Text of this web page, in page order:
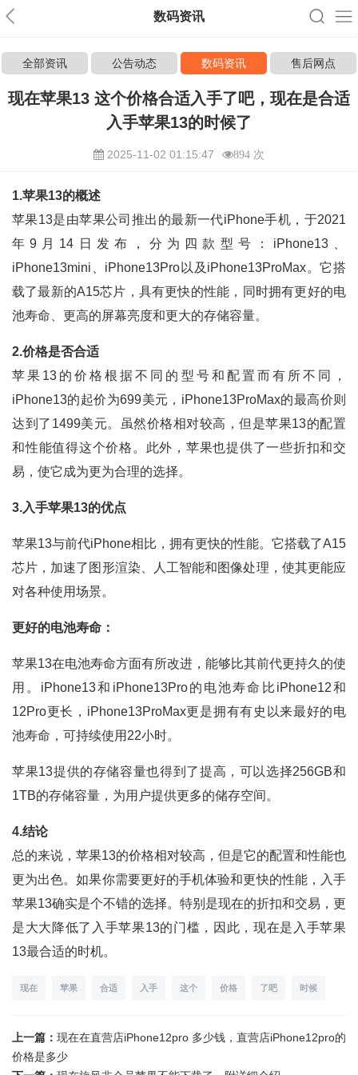
数码资讯
全部资讯 公告动态 数码资讯 售后网点
现在苹果13 这个价格合适入手了吧，现在是合适
入手苹果13的时候了
2025-11-02 01:15:47 894 次
1.苹果13的概述
苹果13是由苹果公司推出的最新一代iPhone手机，于2021
年9月14日发布，分为四款型号：iPhone13、
iPhone13mini、iPhone13Pro以及iPhone13ProMax。它搭
载了最新的A15芯片，具有更快的性能，同时拥有更好的电
池寿命、更高的屏幕亮度和更大的存储容量。
2.价格是否合适
苹果13的价格根据不同的型号和配置而有所不同，
iPhone13的起价为699美元，iPhone13ProMax的最高价则
达到了1499美元。虽然价格相对较高，但是苹果13的配置
和性能值得这个价格。此外，苹果也提供了一些折扣和交
易，使它成为更为合理的选择。
3.入手苹果13的优点
苹果13与前代iPhone相比，拥有更快的性能。它搭载了A15
芯片，加速了图形渲染、人工智能和图像处理，使其更能应
对各种使用场景。
更好的电池寿命：
苹果13在电池寿命方面有所改进，能够比其前代更持久的使
用。iPhone13和iPhone13Pro的电池寿命比iPhone12和
12Pro更长，iPhone13ProMax更是拥有有史以来最好的电
池寿命，可持续使用22小时。
苹果13提供的存储容量也得到了提高，可以选择256GB和
1TB的存储容量，为用户提供更多的储存空间。
4.结论
总的来说，苹果13的价格相对较高，但是它的配置和性能也
更为出色。如果你需要更好的手机体验和更快的性能，入手
苹果13确实是个不错的选择。特别是现在的折扣和交易，更
是大大降低了入手苹果13的门槛，因此，现在是入手苹果
13最合适的时机。
现在 苹果 合适 入手 这个 价格 了吧 时候
上一篇： 现在在直营店iPhone12pro 多少钱，直营店iPhone12pro的
价格是多少